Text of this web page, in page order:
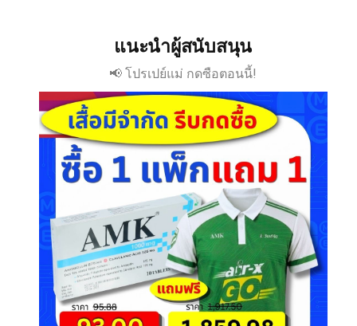
แนะนำผู้สนับสนุน
📢 โปรเปย์แม่ กดซือตอนนี้!